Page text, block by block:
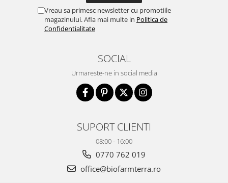
Vreau sa primesc newsletter cu promotiile
magazinului. Afla mai multe in Politica de
Confidentialitate
SOCIAL
Urmareste-ne in social media
SUPORT CLIENTI
08:00 - 16:00
0770 762 019
office@biofarmterra.ro